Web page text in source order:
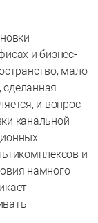
и бизнес-
мало
сделанная
и вопрос
канальной
и
намного